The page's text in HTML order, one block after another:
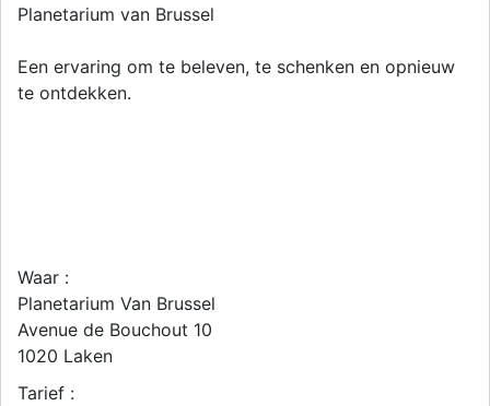
Planetarium van Brussel
Een ervaring om te beleven, te schenken en opnieuw
te ontdekken.
Waar :
Planetarium Van Brussel
Avenue de Bouchout 10
1020 Laken
Tarief :